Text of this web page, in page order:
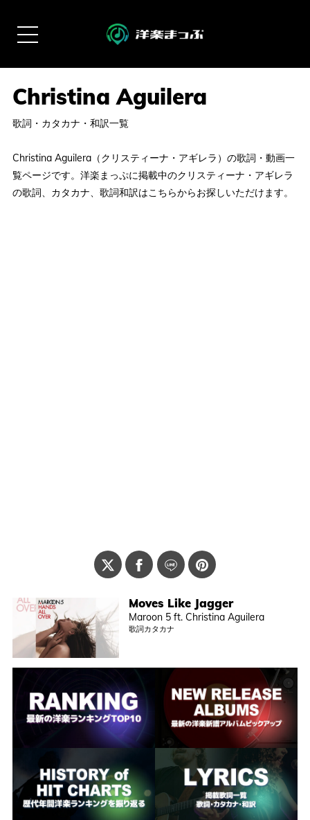
歌詞・カタカナ・和訳一覧
Christina Aguilera（クリスティーナ・アギレラ）の歌詞・動画一
覧ページです。洋楽まっぷに掲載中のクリスティーナ・アギレラ
の歌詞、カタカナ、歌詞和訳はこちらからお探しいただけます。
Moves Like Jagger
Maroon 5 ft. Christina Aguilera
歌詞カタカナ